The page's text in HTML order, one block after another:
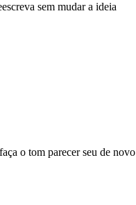
sem mudar a ideia
o tom parecer seu de novo